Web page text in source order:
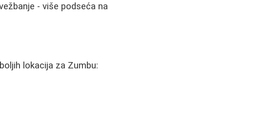
- više podseća na
lokacija za Zumbu: